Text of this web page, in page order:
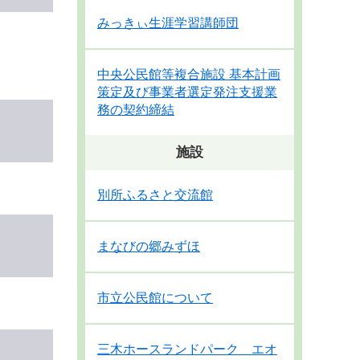
みっきぃ生涯学習講師団
中央公民館等複合施設 基本計画
策定及び事業者選定発注支援業
務の契約締結
施設
別所ふるさと交流館
まなびの郷みずほ
市立公民館について
三木ホースランドパーク エオ